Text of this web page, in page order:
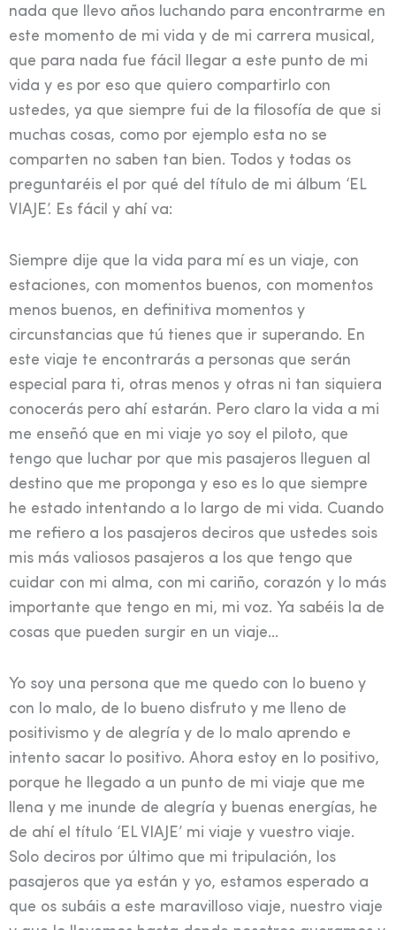
nada que llevo años luchando para encontrarme en
este momento de mi vida y de mi carrera musical,
que para nada fue fácil llegar a este punto de mi
vida y es por eso que quiero compartirlo con
ustedes, ya que siempre fui de la filosofía de que si
muchas cosas, como por ejemplo esta no se
comparten no saben tan bien. Todos y todas os
preguntaréis el por qué del título de mi álbum ‘EL
VIAJE’. Es fácil y ahí va:
Siempre dije que la vida para mí es un viaje, con
estaciones, con momentos buenos, con momentos
menos buenos, en definitiva momentos y
circunstancias que tú tienes que ir superando. En
este viaje te encontrarás a personas que serán
especial para ti, otras menos y otras ni tan siquiera
conocerás pero ahí estarán. Pero claro la vida a mi
me enseñó que en mi viaje yo soy el piloto, que
tengo que luchar por que mis pasajeros lleguen al
destino que me proponga y eso es lo que siempre
he estado intentando a lo largo de mi vida. Cuando
me refiero a los pasajeros deciros que ustedes sois
mis más valiosos pasajeros a los que tengo que
cuidar con mi alma, con mi cariño, corazón y lo más
importante que tengo en mi, mi voz. Ya sabéis la de
cosas que pueden surgir en un viaje…
Yo soy una persona que me quedo con lo bueno y
con lo malo, de lo bueno disfruto y me lleno de
positivismo y de alegría y de lo malo aprendo e
intento sacar lo positivo. Ahora estoy en lo positivo,
porque he llegado a un punto de mi viaje que me
llena y me inunde de alegría y buenas energías, he
de ahí el título ‘EL VIAJE’ mi viaje y vuestro viaje.
Solo deciros por último que mi tripulación, los
pasajeros que ya están y yo, estamos esperado a
que os subáis a este maravilloso viaje, nuestro viaje